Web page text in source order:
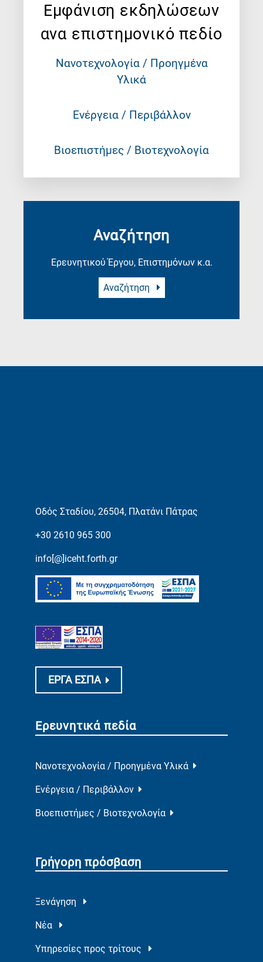
Εμφάνιση εκδηλώσεων
ανα επιστημονικό πεδίο
Νανοτεχνολογία / Προηγμένα
Υλικά
Ενέργεια / Περιβάλλον
Βιοεπιστήμες / Βιοτεχνολογία
Αναζήτηση
Ερευνητικού Έργου, Επιστημόνων κ.α.
Αναζήτηση
Οδός Σταδίου, 26504, Πλατάνι Πάτρας
+30 2610 965 300
info[@]iceht.forth.gr
ΕΡΓΑ ΕΣΠΑ
Ερευνητικά πεδία
Νανοτεχνολογία / Προηγμένα Υλικά
Ενέργεια / Περιβάλλον
Βιοεπιστήμες / Βιοτεχνολογία
Γρήγορη πρόσβαση
Ξενάγηση
Νέα
Υπηρεσίες προς τρίτους